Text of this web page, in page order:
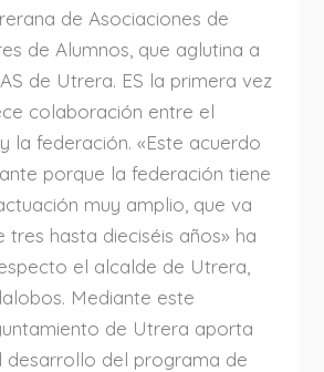
de Asociaciones de
de Alumnos, que aglutina a
de Utrera. ES la primera vez
colaboración entre el
la federación. «Este acuerdo
porque la federación tiene
muy amplio, que va
tres hasta dieciséis años» ha
el alcalde de Utrera,
Mediante este
de Utrera aporta
desarrollo del programa de